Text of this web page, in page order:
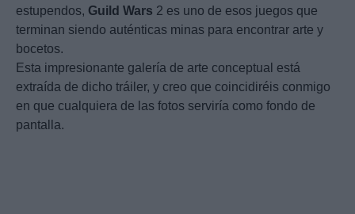
estupendos, Guild Wars 2 es uno de esos juegos que
terminan siendo auténticas minas para encontrar arte y
bocetos.
Esta impresionante galería de arte conceptual está
extraída de dicho tráiler, y creo que coincidiréis conmigo
en que cualquiera de las fotos serviría como fondo de
pantalla.